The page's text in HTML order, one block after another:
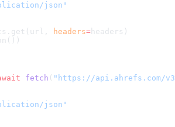
json"
headers= headers )
fetch ( " https://api.ahrefs.com/
json"